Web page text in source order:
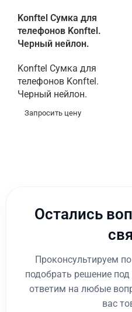
Konftel Сумка для
телефонов Konftel.
Черный нейлон.
Konftel Сумка для
телефонов Konftel.
Черный нейлон.
Запросить цену
Остались
Проконсультируем
подобрать решение
ответим на любые
вас